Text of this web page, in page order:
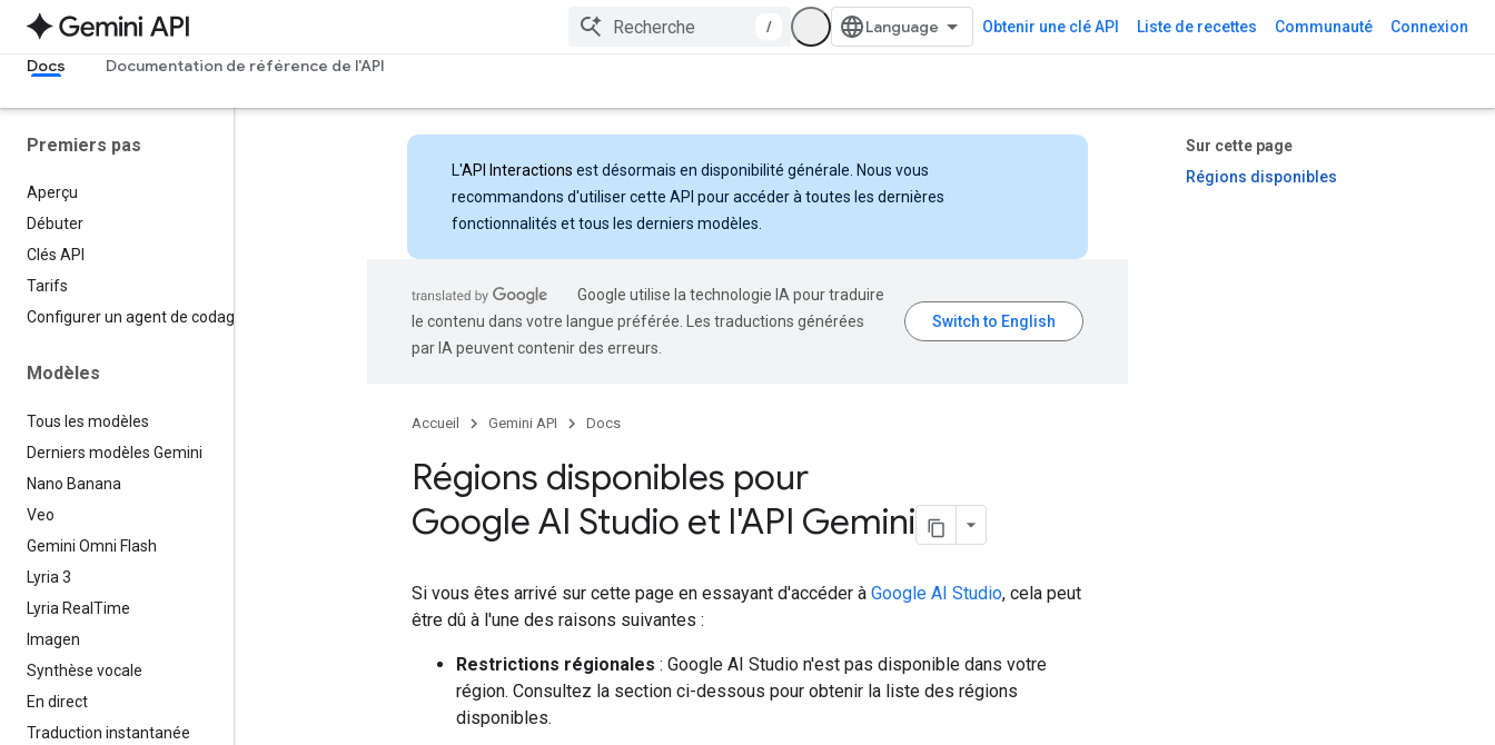
/ Obtenir une clé API Liste de recettes Communauté Connexion
Docs Documentation de référence de l'API
Premiers pas
Aperçu
Débuter
Clés API
Tarifs
Configurer un agent de codage
Modèles
Tous les modèles
Derniers modèles Gemini
Nano Banana
Veo
Gemini Omni Flash
Lyria 3
Lyria Real Time
Imagen
Synthèse vocale
En direct
Traduction instantanée
Sur cette page
Régions disponibles
L'API Interactions est désormais en disponibilité générale. Nous vous
recommandons d'utiliser cette API pour accéder à toutes les dernières
fonctionnalités et tous les derniers modèles.
Google utilise la technologie IA pour traduire
le contenu dans votre langue préférée. Les traductions générées
par IA peuvent contenir des erreurs.
Accueil Gemini API Docs
Régions disponibles pour
Google AI Studio et l'API Gemini
Si vous êtes arrivé sur cette page en essayant d'accéder à Google AI Studio, cela peut
être dû à l'une des raisons suivantes :
Restrictions régionales : Google AI Studio n'est pas disponible dans votre
région. Consultez la section ci-dessous pour obtenir la liste des régions
disponibles.